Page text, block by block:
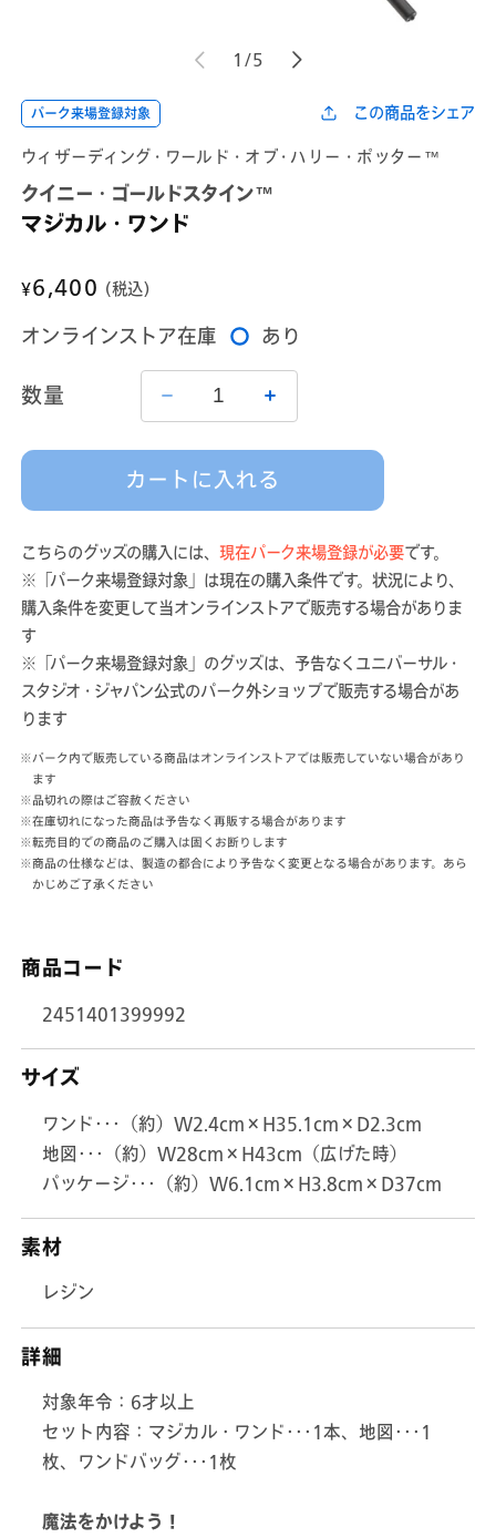
ル
で
デ
ア
(1)
を
1 /の
5
パーク来場登録対象 この商品をシェア
ウィザーディング・ワールド・オブ・ハリー・ポッター™
クイニー・ゴールドスタイン™
マジカル・ワンド
通
価
¥6,400 (税込)
オンラインストア在庫 あり
数量
ル・
ワ
ン
ド
の
数
を
減
す
マ
ル・
ワ
ン
ド
の
数
を
増
す
カートに入れる
こちらのグッズの購入には、現在パーク来場登録が必要です。
※「パーク来場登録対象」は現在の購入条件です。状況により、
購入条件を変更して当オンラインストアで販売する場合がありま
す
※「パーク来場登録対象」のグッズは、予告なくユニバーサル・
スタジオ・ジャパン公式のパーク外ショップで販売する場合があ
ります
※パーク内で販売している商品はオンラインストアでは販売していない場合があり
ます
※品切れの際はご容赦ください
※在庫切れになった商品は予告なく再販する場合があります
※転売目的での商品のご購入は固くお断りします
※商品の仕様などは、製造の都合により予告なく変更となる場合があります。あら
かじめご了承ください
商品コード
2451401399992
サイズ
ワンド･･･（約）W2.4cm×H35.1cm×D2.3cm
地図･･･（約）W28cm×H43cm（広げた時）
パッケージ･･･（約）W6.1cm×H3.8cm×D37cm
素材
レジン
詳細
対象年令：6才以上
セット内容：マジカル・ワンド･･･1本、地図･･･1
枚、ワンドバッグ･･･1枚
魔法をかけよう！